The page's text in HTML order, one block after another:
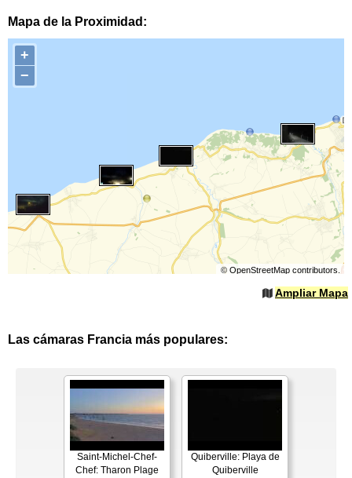
Mapa de la Proximidad:
+
−
© OpenStreetMapcontributors.
Ampliar Mapa
Las cámaras Francia más populares:
Saint-Michel-Chef-
Chef: Tharon Plage
Quiberville: Playa de
Quiberville